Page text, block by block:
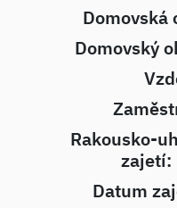
Domovská
Domovský
Rakousko-
zajetí:
Datum